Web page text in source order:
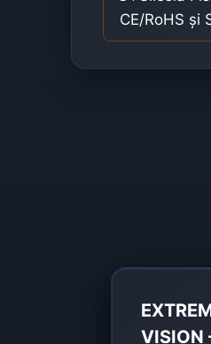
CE/RoHS și
VISION